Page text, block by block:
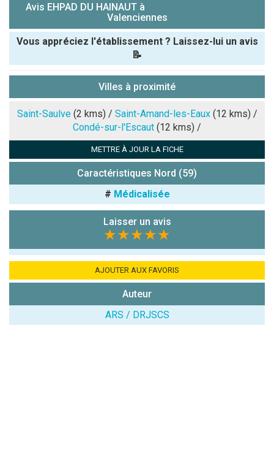
Avis EHPAD DU HAINAUT à
Valenciennes
Vous appréciez l'établissement ? Laissez-lui un avis
📝
Note que vous souhaitez attribuer :
Antispam -
chiffres) :
Avis sur
(En cliquant sur 'Valider', j'accepte que mon avis
Villes à proximité
Saint-Saulve(2 kms) / Saint-Amand-les-Eaux(12 kms) /
Condé-sur-l'Escaut (12 kms) /
METTRE À JOUR LA FICHE
Caractéristiques Nord (59)
# Médicalisée
Laisser un avis
★★★★★
AJOUTER AUX FAVORIS
Auteur
ARS / DRJSCS